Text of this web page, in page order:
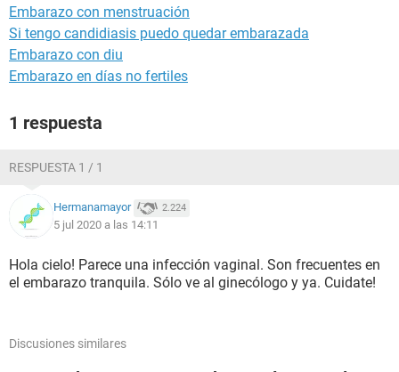
Embarazo con menstruación
Si tengo candidiasis puedo quedar embarazada
Embarazo con diu
Embarazo en días no fertiles
1 respuesta
RESPUESTA 1 / 1
Hermanamayor 2.224
5 jul 2020 a las 14:11
Hola cielo! Parece una infección vaginal. Son frecuentes en
el embarazo tranquila. Sólo ve al ginecólogo y ya. Cuidate!
Discusiones similares